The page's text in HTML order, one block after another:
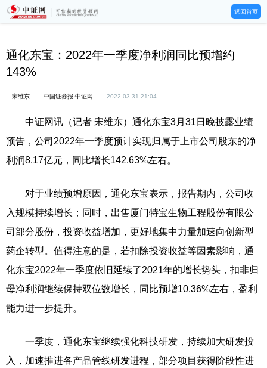
返回首页
通化东宝：2022年一季度净利润同比预增约
143%
宋维东 中国证券报·中证网 2022-03-31 21:04
中证网讯（记者 宋维东）通化东宝3月31日晚披露业绩
预告，公司2022年一季度预计实现归属于上市公司股东的净
利润8.17亿元，同比增长142.63%左右。
对于业绩预增原因，通化东宝表示，报告期内，公司收
入规模持续增长；同时，出售厦门特宝生物工程股份有限公
司部分股份，投资收益增加，更好地集中力量加速向创新型
药企转型。值得注意的是，若扣除投资收益等因素影响，通
化东宝2022年一季度依旧延续了2021年的增长势头，扣非归
母净利润继续保持双位数增长，同比预增10.36%左右，盈利
能力进一步提升。
一季度，通化东宝继续强化科技研发，持续加大研发投
入，加速推进各产品管线研发进程，部分项目获得阶段性进